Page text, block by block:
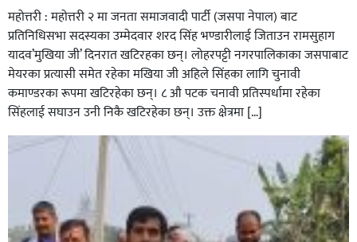
सिराहाको औरहीमा जेन-जी भेला सम्पन्न
महोत्तरी : महोत्तरी २ मा जनता समाजवादी पार्टी (जसपा नेपाल) बाट
प्रतिनिधिसभा सदस्यका उम्मेदवार शरद सिंह भण्डारीलाई जिताउन रामसुहाग
यादव’मुखिया जी’ दिनरात खटिरहका छन्। लोहरपट्टी नगरपालिकाका जसपाबाट
मेयरका प्रत्यासी समेत रहेका मखिया जी अहिले सिंहका लागि चुनावी
कमाण्डरका रूपमा खटिरहेका छन्। ८ औ पटक चनावी प्रतिस्पर्धामा रहेका
सिंहलाई सघाउन उनी निकै खटिरहेका छन्। उक्त क्षेत्रमा […]